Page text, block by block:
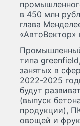
в 450 млн
глава
типа
занятых в
2022-2025
будут
(выпуск
продукции),
овощей и